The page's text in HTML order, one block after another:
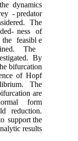
the dynamics
- predator
The
ness of
feasibl e
The
By
bifurcation
of Hopf
The
are
form
reduction.
support the
analytic results.